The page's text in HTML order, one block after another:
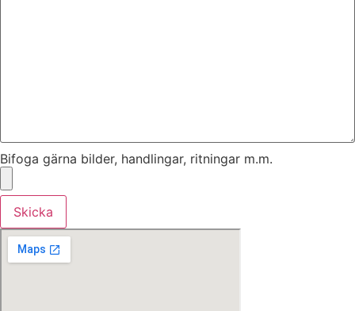
Bifoga gärna bilder, handlingar, ritningar m.m.
Skicka